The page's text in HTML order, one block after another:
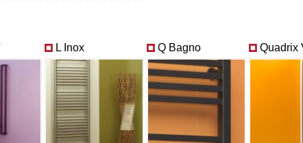
L Inox Q Bagno Quadrix